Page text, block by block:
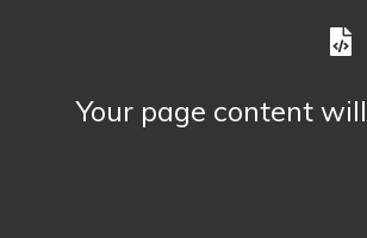
Your page content